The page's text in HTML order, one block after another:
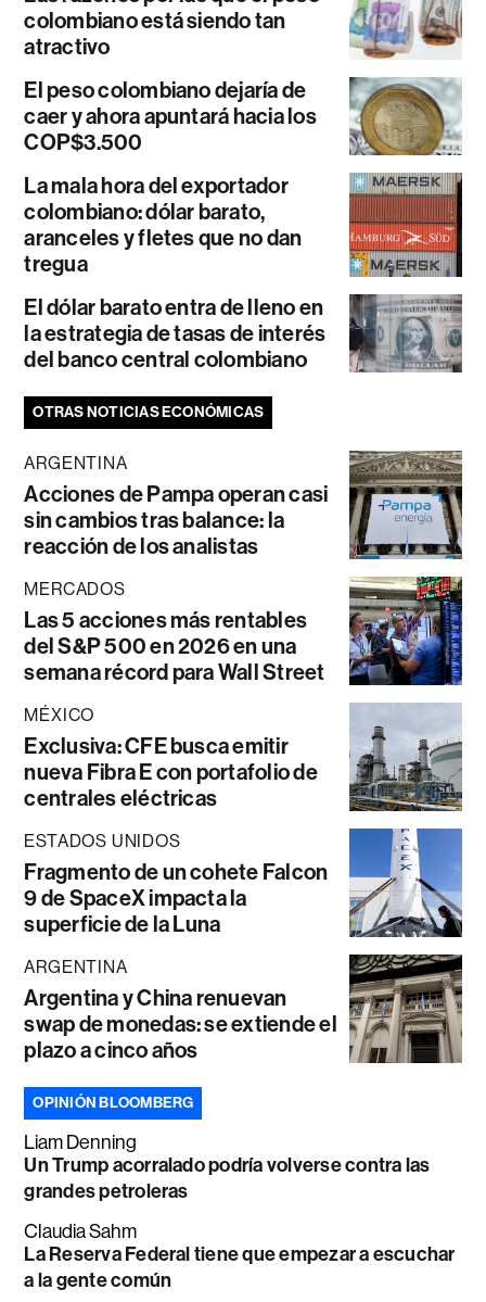
colombiano está siendo tan
atractivo
El peso colombiano dejaría de
caer y ahora apuntará hacia los
COP$3.500
La mala hora del exportador
colombiano: dólar barato,
aranceles y fletes que no dan
tregua
El dólar barato entra de lleno en
la estrategia de tasas de interés
del banco central colombiano
OTRAS NOTICIAS ECONÓMICAS
ARGENTINA
Acciones de Pampa operan casi
sin cambios tras balance: la
reacción de los analistas
MERCADOS
Las 5 acciones más rentables
del S&P 500 en 2026 en una
semana récord para Wall Street
MÉXICO
Exclusiva: CFE busca emitir
nueva Fibra E con portafolio de
centrales eléctricas
ESTADOS UNIDOS
Fragmento de un cohete Falcon
9 de SpaceX impacta la
superficie de la Luna
ARGENTINA
Argentina y China renuevan
swap de monedas: se extiende el
plazo a cinco años
OPINIÓN BLOOMBERG
Liam Denning
Un Trump acorralado podría volverse contra las
grandes petroleras
Claudia Sahm
La Reserva Federal tiene que empezar a escuchar
a la gente común